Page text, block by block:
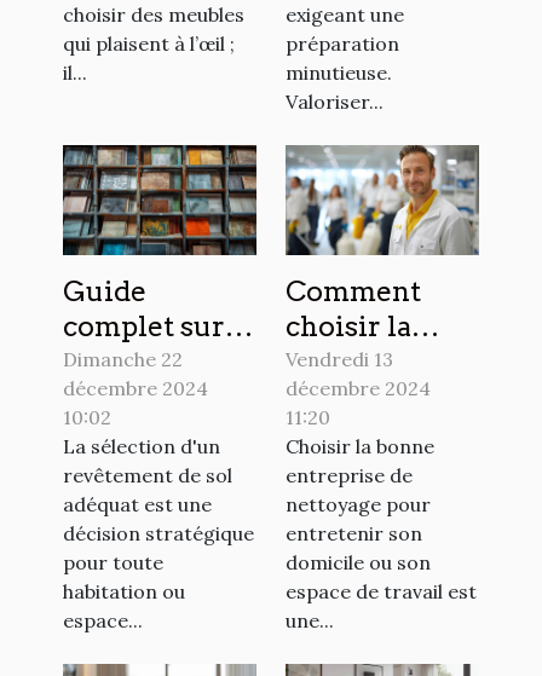
choisir des meubles
qui plaisent à l’œil ;
il...
exigeant une
préparation
minutieuse.
Valoriser...
Guide
complet sur la
pose et
l'entretien
des différents
revêtements
de sol
Dimanche 22
décembre 2024
10:02
La sélection d'un
revêtement de sol
adéquat est une
décision stratégique
pour toute
habitation ou
espace...
Comment
choisir la
meilleure
entreprise de
nettoyage
pour votre
domicile ou
bureau
Vendredi 13
décembre 2024
11:20
Choisir la bonne
entreprise de
nettoyage pour
entretenir son
domicile ou son
espace de travail est
une...